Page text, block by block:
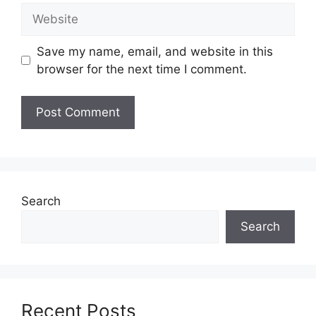
Calon hendaklah warganegara Malaysia
tarikh tutup permohonan jawatan.
Berkelayakan dan melepasi syarat-syarat
jawatan yang hendak dipohon, Sila baca
Pendaftaran Pekerjaan Sektor Awam
Save my name, email, and website in this
browser for the next time I comment.
Search
Search
Recent Posts